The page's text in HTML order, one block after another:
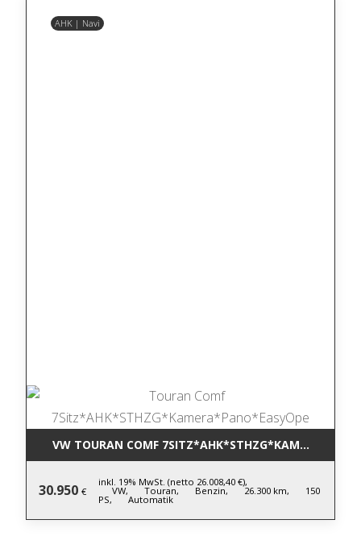
AHK | Navi
VW TOURAN COMF
30.950 €
inkl. 19% MwSt. (netto 26.008,40 €),
VW, Touran, Benzin, 26.300 km, 150
PS, Automatik